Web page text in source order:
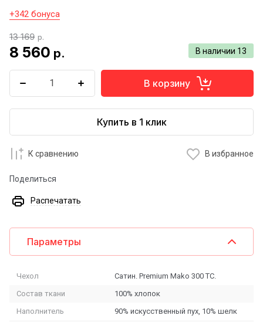
+342 бонуса
В наличии 13
13 169 р.
8 560 р.
В корзину
Купить в 1 клик
К сравнению В избранное
Поделиться
Распечатать
Параметры
Чехол
Сатин. Premium Mako 300 ТС.
Состав ткани
100% хлопок
Наполнитель
90% искусственный пух, 10% шелк